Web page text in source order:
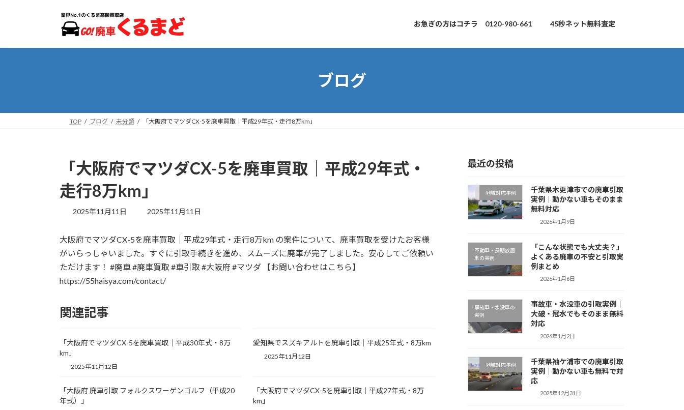
プ
動
お急ぎの方はコチラ 0120-980-661 45秒ネット無料査定
ブログ
TOP ブログ 未分類 「大阪府でマツダCX-5を廃車買取｜平成29年式・走行8万km」
「大阪府でマツダCX-5を廃車買取｜平成29年式・
走行8万km」
2025年11月11日
最
新
日
時
:
2025年11月11日
大阪府でマツダCX-5を廃車買取｜平成29年式・走行8万km の案件について、廃車買取を受けたお客様
がいらっしゃいました。すぐに引取手続きを進め、スムーズに廃車が完了しました。安心してご依頼い
ただけます！ #廃車 #廃車買取 #車引取 #大阪府 #マツダ 【お問い合わせはこちら】
https://55haisya.com/contact/
関連記事
「大阪府でマツダCX-5を廃車買取｜平成30年式・8万
km」
2025年11月12日
愛知県でスズキアルトを廃車引取｜平成25年式・8万km
2025年11月12日
「大阪府 廃車引取 フォルクスワーゲンゴルフ（平成20
年式）」
「大阪府でマツダCX-5を廃車引取｜平成27年式・8万
km」
最近の投稿
地域対応事例
千葉県木更津市での廃車引取
実例｜動かない車もそのまま
無料対応
2026年1月9日
不動車・長期放置
車の実例
「こんな状態でも大丈夫？」
よくある廃車の不安と引取実
例まとめ
2026年1月6日
事故車・水没車の
実例
事故車・水没車の引取実例｜
大破・冠水でもそのまま無料
対応
2026年1月2日
地域対応事例
千葉県袖ケ浦市での廃車引取
実例｜動かない車も無料で対
応
2025年12月31日